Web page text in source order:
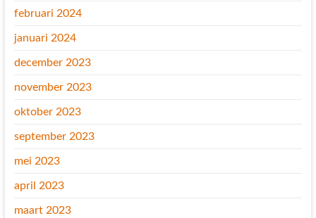
februari 2024
januari 2024
december 2023
november 2023
oktober 2023
september 2023
mei 2023
april 2023
maart 2023